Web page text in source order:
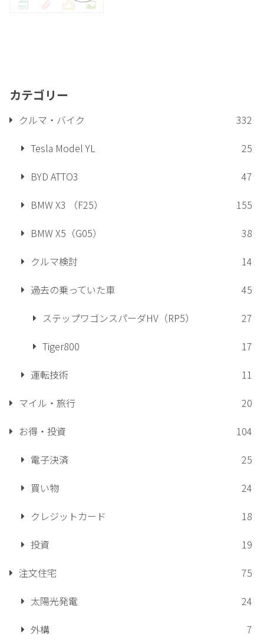
カテゴリー
クルマ・バイク
332
Tesla Model YL
25
BYD ATTO3
47
BMW X3 （F25）
155
BMW X5（G05）
38
クルマ検討
14
過去の乗っていた車
45
ステップワゴンスパーダHV（RP5）
27
Tiger800
17
運転技術
11
マイル・旅行
20
お得・投資
104
電子決済
25
買い物
24
クレジットカード
18
投資
19
注文住宅
75
太陽光発電
24
外構
7